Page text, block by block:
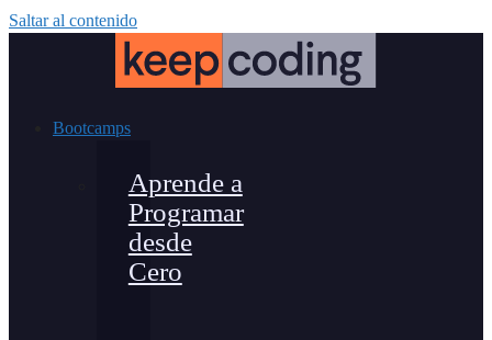
Saltar al contenido
Bootcamps
Aprende a
Programar
desde
Cero